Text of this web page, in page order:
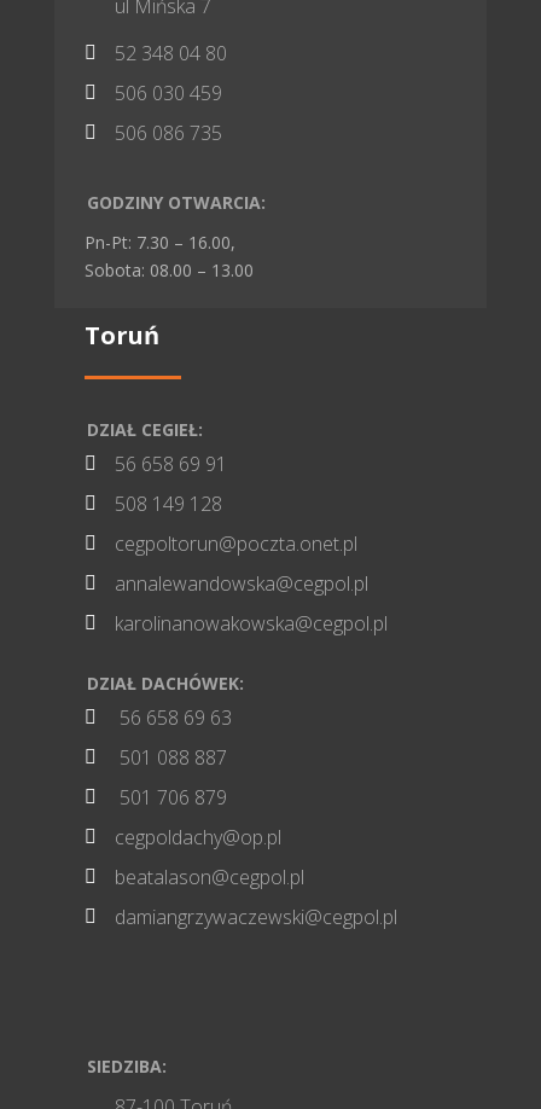
ul Mińska 7
 52 348 04 80
 506 030 459
 506 086 735
GODZINY OTWARCIA:
Pn-Pt: 7.30 – 16.00,
Sobota: 08.00 – 13.00
Toruń
DZIAŁ CEGIEŁ:
 56 658 69 91
 508 149 128
 cegpoltorun@poczta.onet.pl
 annalewandowska@cegpol.pl
 karolinanowakowska@cegpol.pl
DZIAŁ DACHÓWEK:
 56 658 69 63
 501 088 887
 501 706 879
 cegpoldachy@op.pl
 beatalason@cegpol.pl
 damiangrzywaczewski@cegpol.pl
SIEDZIBA: